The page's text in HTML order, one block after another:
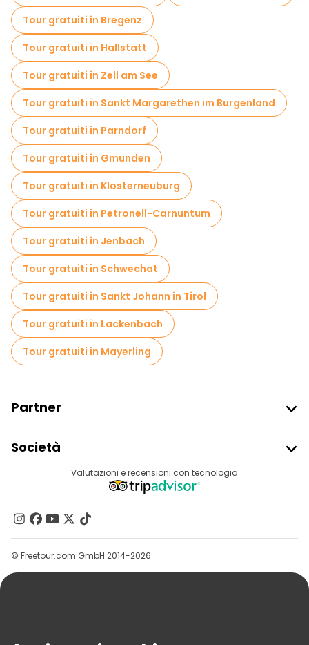
Tour gratuiti in Bregenz
Tour gratuiti in Hallstatt
Tour gratuiti in Zell am See
Tour gratuiti in Sankt Margarethen im Burgenland
Tour gratuiti in Parndorf
Tour gratuiti in Gmunden
Tour gratuiti in Klosterneuburg
Tour gratuiti in Petronell-Carnuntum
Tour gratuiti in Jenbach
Tour gratuiti in Schwechat
Tour gratuiti in Sankt Johann in Tirol
Tour gratuiti in Lackenbach
Tour gratuiti in Mayerling
Partner
Accesso Del Fornitore
Programma Di Affiliazione
Società
Destinazioni
Contattaci
Gruppi
Aiuto
Valutazioni e recensioni con tecnologia
© Freetour.com GmbH 2014-2026